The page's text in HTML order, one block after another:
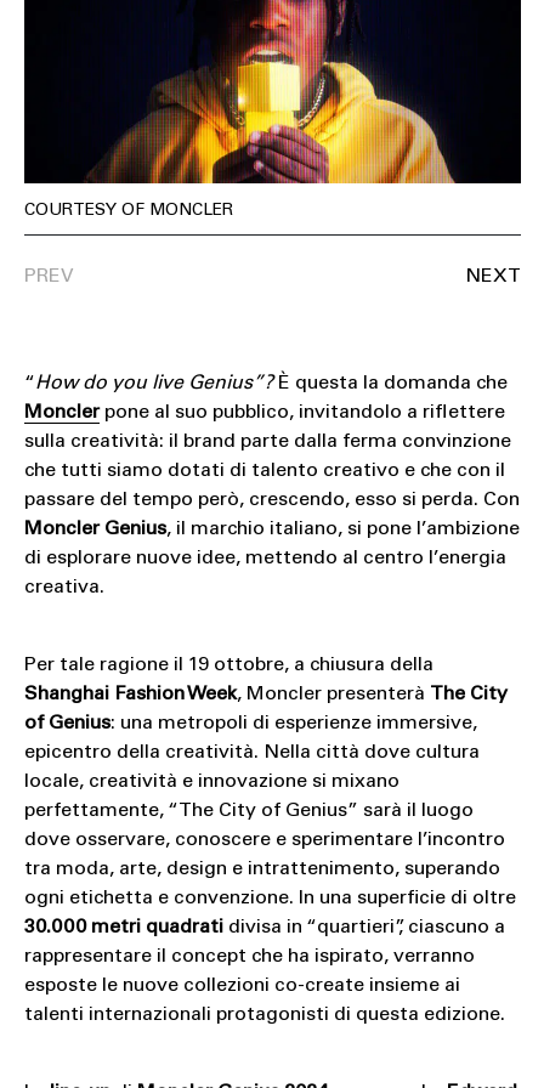
COURTESY OF MONCLER
“How do you live Genius”?È questa la domanda che
Monclerpone al suo pubblico, invitandolo a riflettere
sulla creatività: il brand parte dalla ferma convinzione
che tutti siamo dotati di talento creativo e che con il
passare del tempo però, crescendo, esso si perda. Con
Moncler Genius, il marchio italiano, si pone l’ambizione
di esplorare nuove idee, mettendo al centro l’energia
creativa.
Per tale ragione il 19 ottobre, a chiusura della
Shanghai Fashion Week, Moncler presenterà
The City
of Genius: una metropoli di esperienze immersive,
epicentro della creatività. Nella città dove cultura
locale, creatività e innovazione si mixano
perfettamente, “The City of Genius” sarà il luogo
dove osservare, conoscere e sperimentare l’incontro
tra moda, arte, design e intrattenimento, superando
ogni etichetta e convenzione. In una superficie di oltre
30.000 metri quadrati divisa in “quartieri”, ciascuno a
rappresentare il concept che ha ispirato, verranno
esposte le nuove collezioni co-create insieme ai
talenti internazionali protagonisti di questa edizione.